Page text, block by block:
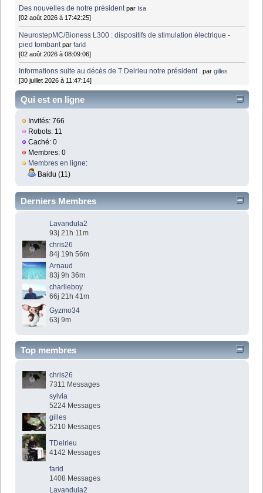
Des nouvelles de notre président par Isa
[02 août 2026 à 17:42:25]
NeurostepMC/Bioness L300 : dispositifs de stimulation électrique -
pied tombant parfarid
[02 août 2026 à 08:09:06]
Informations suite au décès de T Delrieu notre président . pargilles
[30 juillet 2026 à 11:47:14]
Qui est en ligne
Invités: 766
Robots: 11
Caché: 0
Membres: 0
Membres en ligne:
Baidu (11)
Derniers Membres
Lavandula2
93j 21h 11m
chris26
84j 19h 56m
Arnaud
83j 9h 36m
charlieboy
66j 21h 41m
Gyzmo34
63j 9m
Top membres
chris26
7311 Messages
sylvia
5224 Messages
gilles
5210 Messages
TDelrieu
4142 Messages
farid
1408 Messages
Lavandula2